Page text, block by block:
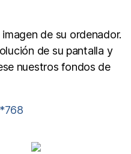
de su ordenador.
de su pantalla y
nuestros fondos de